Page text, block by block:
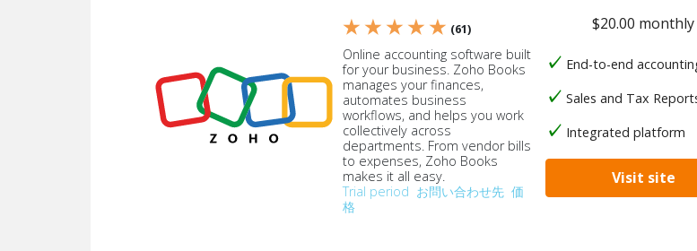
★ ★ ★ ★ ★ (61)
Online accounting software built
for your business. Zoho Books
manages your finances,
automates business
workflows, and helps you work
collectively across
departments. From vendor bills
to expenses, Zoho Books
makes it all easy.
Trial period お問い合わせ先 価
格
$20.00 monthly
End-to-end
Sales and Tax
Integrated platform
Visit site